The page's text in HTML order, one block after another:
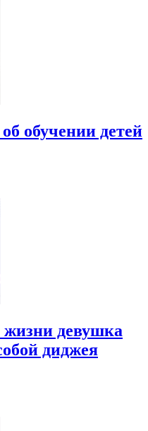
обучении детей
жизни девушка
диджея